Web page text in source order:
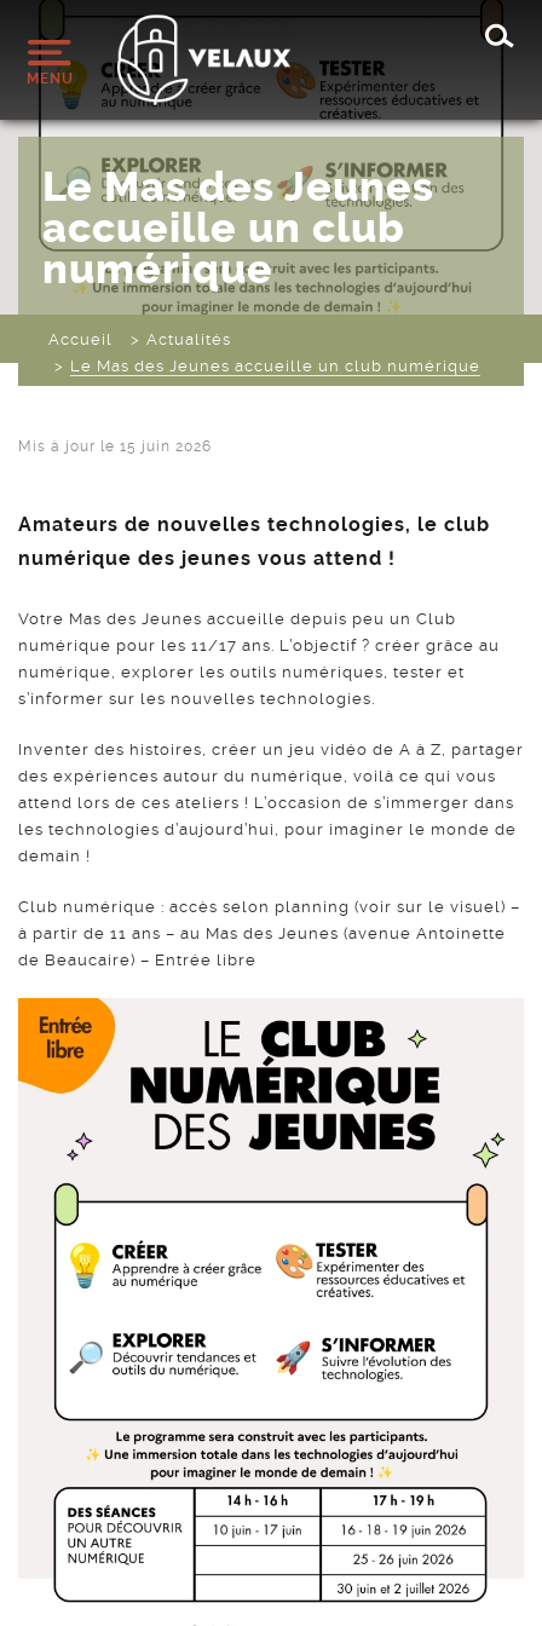
MENU
Le Mas des Jeunes
accueille un club
numérique
Accueil
Actualités
Le Mas des Jeunes accueille un club numérique
Mis à jour le 15 juin 2026
Amateurs de nouvelles technologies, le club
numérique des jeunes vous attend !
Votre Mas des Jeunes accueille depuis peu un Club
numérique pour les 11/17 ans. L’objectif ? créer grâce au
numérique, explorer les outils numériques, tester et
s’informer sur les nouvelles technologies.
Inventer des histoires, créer un jeu vidéo de A à Z, partager
des expériences autour du numérique, voilà ce qui vous
attend lors de ces ateliers ! L’occasion de s’immerger dans
les technologies d’aujourd’hui, pour imaginer le monde de
demain !
Club numérique : accès selon planning (voir sur le visuel) –
à partir de 11 ans – au Mas des Jeunes (avenue Antoinette
de Beaucaire) – Entrée libre